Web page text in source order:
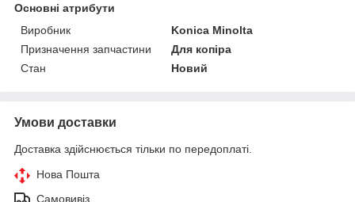
Основні атрибути
Виробник
Konica Minolta
Призначення запчастини
Для копіра
Стан
Новий
Умови доставки
Доставка здійснюється тільки по передоплаті.
Нова Пошта
Самовивіз